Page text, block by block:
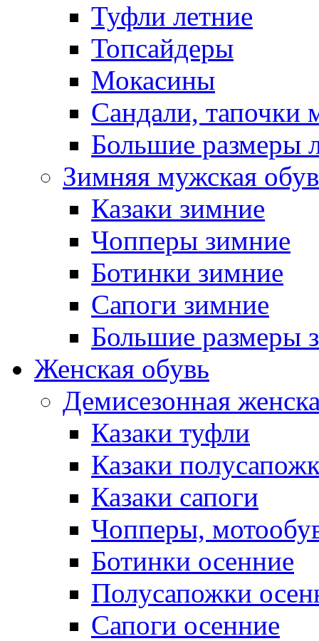
Туфли летние
Топсайдеры
Мокасины
Сандали, тапочки
Большие размеры
Зимняя мужская
Казаки зимние
Чопперы зимние
Ботинки зимние
Сапоги зимние
Большие размеры
Женская обувь
Демисезонная
Казаки туфли
Казаки
Казаки сапоги
Чопперы,
Ботинки осенние
Полусапожки
Сапоги осенние